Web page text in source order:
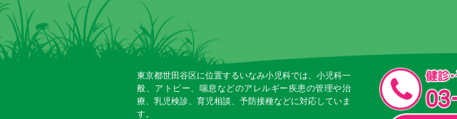
東京都世田谷区に位置するいなみ小児科では、小児科一
般、アトピー、喘息などのアレルギー疾患の管理や治
療、乳児検診、育児相談、予防接種などに対応していま
す。